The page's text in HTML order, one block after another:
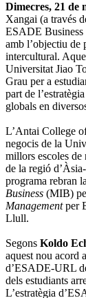
Dimecres, 21 de
Xangai (a través
ESADE Business
amb l’objectiu de
intercultural.
Universitat Jiao
Grau per a
part de
globals en
L’Antai College
negocis de la
millors escoles
de la regió
programa rebran
Business (MIB)
Managementper
Llull.
Segons Koldo
aquest nou acord
d’ESADE-URL
dels estudiants
L’estratègia